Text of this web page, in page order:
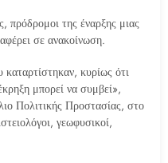
πρόδρομοι της έναρξης μιας
σε ανακοίνωση.
κυρίως ότι
μπορεί να συμβεί»,
Πολιτικής Προστασίας, στο
γεωφυσικοί,